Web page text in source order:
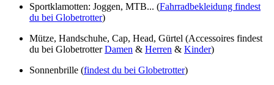
Sportklamotten: Joggen, MTB... (Fahrradbekleidung findest
du bei Globetrotter)
Mütze, Handschuhe, Cap, Head, Gürtel (Accessoires findest
du bei GlobetrotterDamen & Herren & Kinder)
Sonnenbrille (findest du bei Globetrotter)